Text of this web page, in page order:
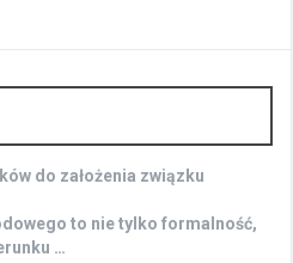
do założenia związku
to nie tylko formalność,
…